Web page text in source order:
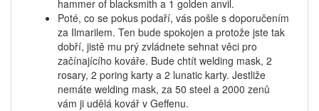
hammer of blacksmith a 1 golden anvil.
Poté, co se pokus podaří, vás pošle s doporučením
za Ilmarilem. Ten bude spokojen a protože jste tak
dobří, jistě mu prý zvládnete sehnat věci pro
začínajícího kováře. Bude chtít welding mask, 2
rosary, 2 poring karty a 2 lunatic karty. Jestliže
nemáte welding mask, za 50 steel a 2000 zenů
vám ji udělá kovář v Geffenu.